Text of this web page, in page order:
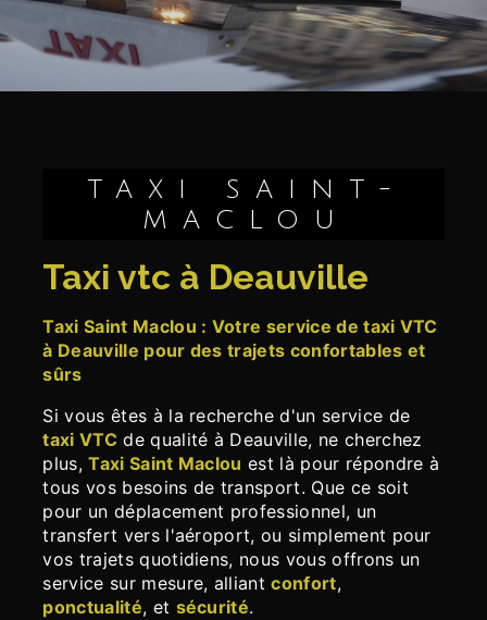
TAXI SAINT-
MACLOU
taxi vtc à Deauville
Taxi Saint Maclou : Votre service de taxi VTC
à Deauville pour des trajets confortables et
sûrs
Si vous êtes à la recherche d'un service de
taxi VTC de qualité à Deauville, ne cherchez
plus,Taxi Saint Maclou est là pour répondre à
tous vos besoins de transport. Que ce soit
pour un déplacement professionnel, un
transfert vers l'aéroport, ou simplement pour
vos trajets quotidiens, nous vous offrons un
service sur mesure, alliantconfort,
ponctualité, et sécurité.